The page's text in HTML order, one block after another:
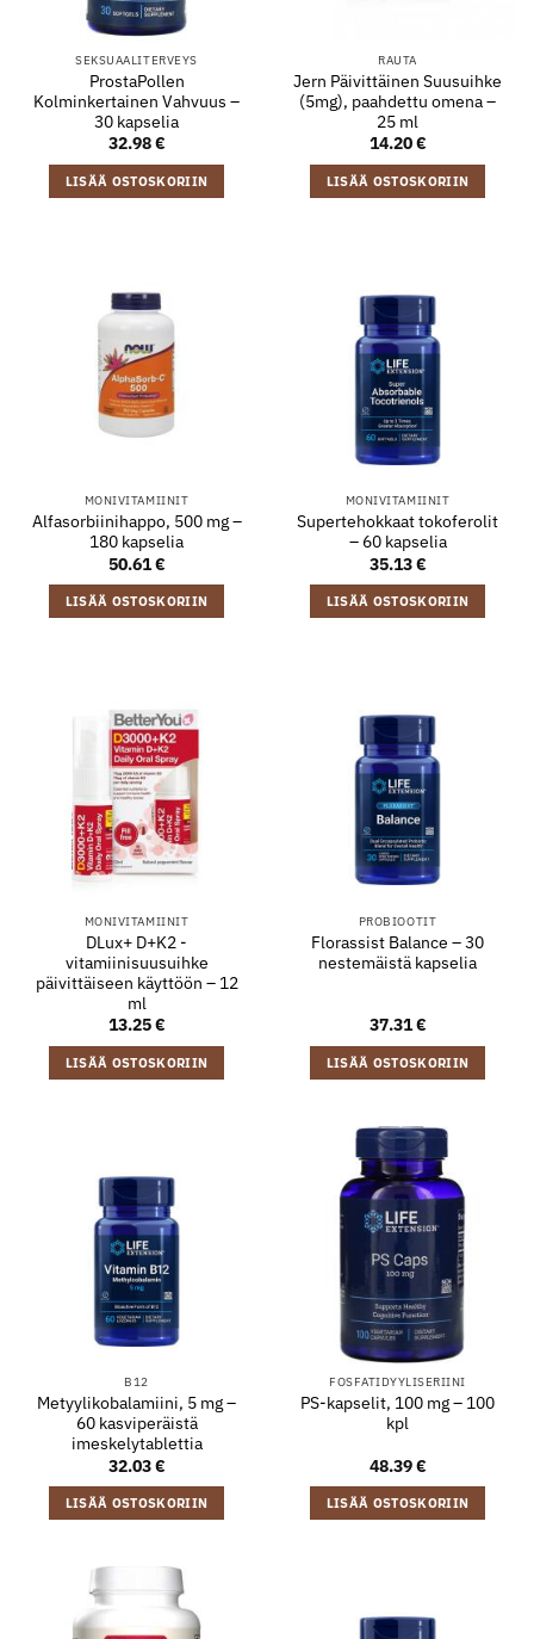
SEKSUAALITERVEYS
ProstaPollen
Kolminkertainen Vahvuus –
30 kapselia
32.98€
LISÄÄ OSTOSKORIIN
RAUTA
Jern Päivittäinen Suusuihke
(5mg), paahdettu omena –
25 ml
14.20€
LISÄÄ OSTOSKORIIN
MONIVITAMIINIT
Alfasorbiinihappo, 500 mg –
180 kapselia
50.61€
LISÄÄ OSTOSKORIIN
MONIVITAMIINIT
Supertehokkaat tokoferolit
– 60 kapselia
35.13€
LISÄÄ OSTOSKORIIN
MONIVITAMIINIT
DLux+ D+K2 -
vitamiinisuusuihke
päivittäiseen käyttöön – 12
ml
13.25€
LISÄÄ OSTOSKORIIN
PROBIOOTIT
Florassist Balance – 30
nestemäistä kapselia
37.31€
LISÄÄ OSTOSKORIIN
B12
Metyylikobalamiini, 5 mg –
60 kasviperäistä
imeskelytablettia
32.03€
LISÄÄ OSTOSKORIIN
FOSFATIDYYLISERIINI
PS-kapselit, 100 mg – 100
kpl
48.39€
LISÄÄ OSTOSKORIIN